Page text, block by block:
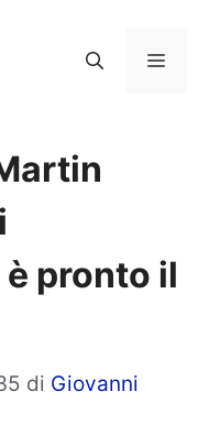
Menu
pronto il
di Giovanni